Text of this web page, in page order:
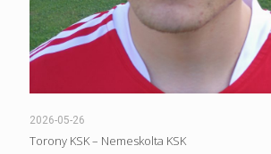
2026-05-26
Torony KSK – Nemeskolta KSK